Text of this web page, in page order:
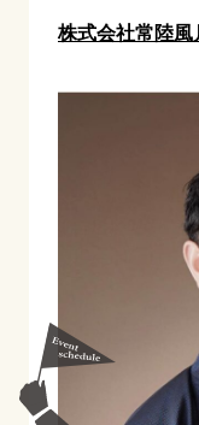
株式会社常陸風